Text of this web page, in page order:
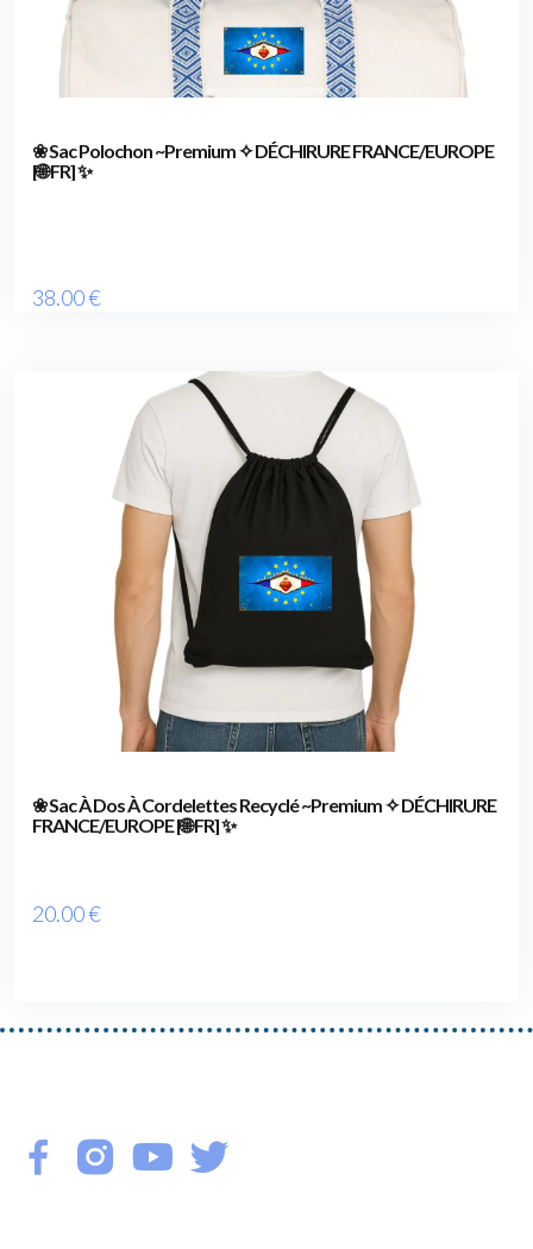
❀ Sac Polochon ~Premium ✧ DÉCHIRURE FRANCE/EUROPE
[🌐 FR] ✨
38.00€
❀ Sac À Dos À Cordelettes Recyclé ~Premium ✧ DÉCHIRURE
FRANCE/EUROPE [🌐 FR] ✨
20.00€